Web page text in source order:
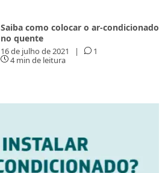
Saiba como colocar o ar-condicionado
no quente
16 de julho de 2021 |
1
4 min de leitura